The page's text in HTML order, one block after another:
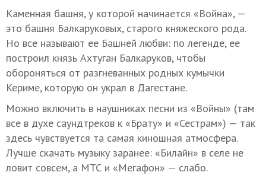
Каменная башня, у которой начинается «Война», —
это башня Балкаруковых, старого княжеского рода.
Но все называют ее Башней любви: по легенде, ее
построил князь Ахтуган Балкаруков, чтобы
обороняться от разгневанных родных кумычки
Кериме, которую он украл в Дагестане.
Можно включить в наушниках песни из «Войны» (там
все в духе саундтреков к «Брату» и «Сестрам») — так
здесь чувствуется та самая киношная атмосфера.
Лучше скачать музыку заранее: «Билайн» в селе не
ловит совсем, а МТС и «Мегафон» — слабо.